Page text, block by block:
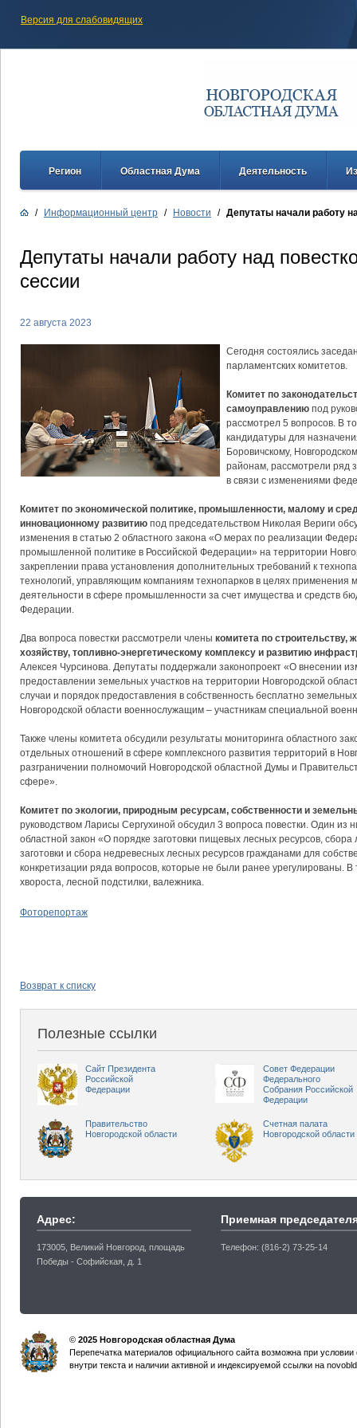
Версия для слабовидящих
Регион Областная Дума Деятельность
/ Информационный центр / Новости / Депутаты начали работу
Депутаты начали работу над
сессии
22 августа 2023
Сегодня состоялись
парламентских комитетов.
Комитет по
самоуправлению под
рассмотрел 5 вопросов. В
кандидатуры для
Боровичскому,
районам, рассмотрели ряд
в связи с изменениями
Комитет по экономической политике, промышленности, малому и
инновационному развитию под председательством Николая Вериги
изменения в статью 2 областного закона «О мерах по реализации
промышленной политике в Российской Федерации» на территории
закреплении права установления дополнительных требований к
технологий, управляющим компаниям технопарков в целях применения
деятельности в сфере промышленности за счет имущества и средств
Федерации.
Два вопроса повестки рассмотрели члены комитета по
хозяйству, топливно-энергетическому комплексу и развитию
Алексея Чурсинова. Депутаты поддержали законопроект «О внесении
предоставлении земельных участков на территории Новгородской
случаи и порядок предоставления в собственность бесплатно
Новгородской области военнослужащим – участникам специальной
Также члены комитета обсудили результаты мониторинга областного
отдельных отношений в сфере комплексного развития территорий в
разграничении полномочий Новгородской областной Думы и
сфере».
Комитет по экологии, природным ресурсам, собственности и
руководством Ларисы Сергухиной обсудил 3 вопроса повестки. Один из
областной закон «О порядке заготовки пищевых лесных ресурсов, сбора
заготовки и сбора недревесных лесных ресурсов гражданами для
конкретизации ряда вопросов, которые не были ранее урегулированы. В
хвороста, лесной подстилки, валежника.
Фоторепортаж
Возврат к списку
Полезные ссылки
Сайт Президента
Российской
Федерации
Совет Федерации
Федерального
Собрания Российской
Федерации
Правительство
Новгородской области
Счетная палата
Новгородской области
Адрес:
173005, Великий Новгород, площадь
Победы - Софийская, д. 1
Приемная
Телефон: (816-2) 73-25-14
© 2025 Новгородская областная Дума
Перепечатка материалов официального сайта возможна при
внутри текста и наличии активной и индексируемой ссылки на